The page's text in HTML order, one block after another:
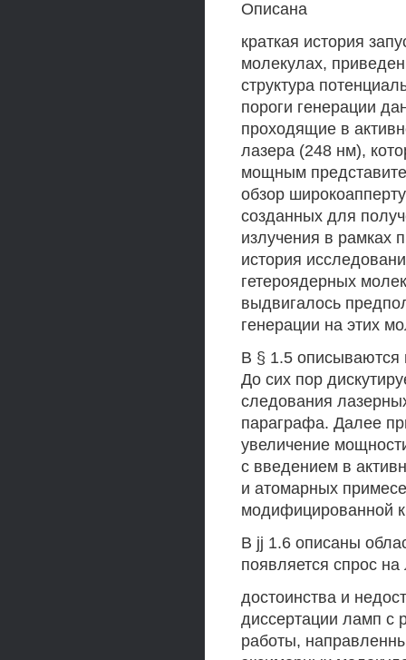
Описана
краткая история
молекулах,
структура
пороги генерации
проходящие в
лазера (248 нм),
мощным
обзор
созданных для
излучения в рамках
история
гетероядерных
выдвигалось
генерации на этих
В § 1.5 описываются
До сих пор
следования
параграфа. Далее
увеличение
с введением в
и атомарных
модифицированной
В jj 1.6 описаны
появляется спрос
достоинства и
диссертации ламп с
работы,